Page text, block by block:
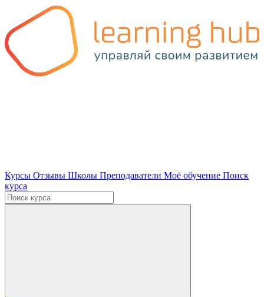
Курсы Отзывы Школы Преподаватели Моё обучение Поиск
курса